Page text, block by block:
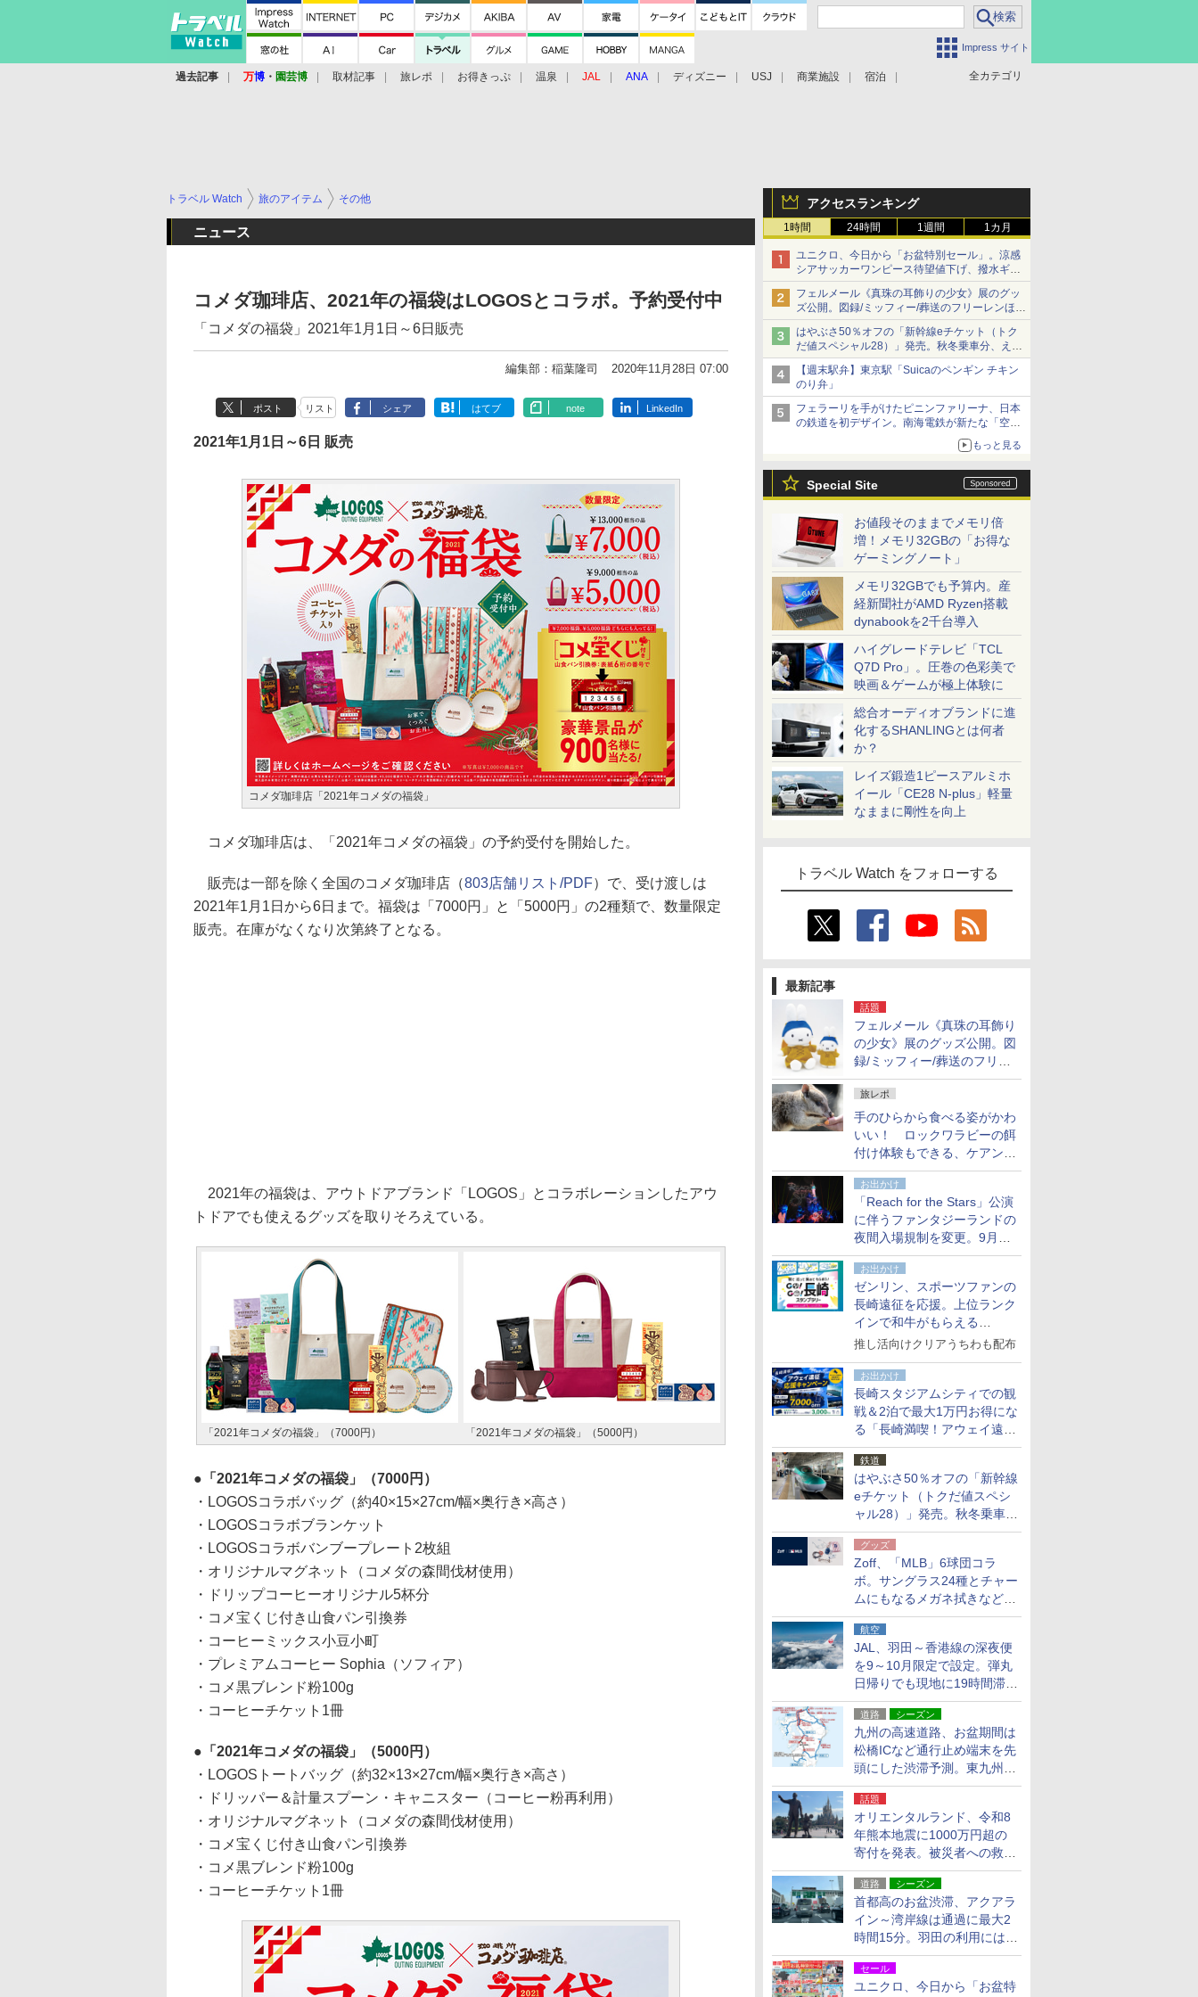
Impress サイト
全カテゴリ
過去記事 万博 ・ 園芸博 取材記事 旅レポ お得きっぷ 温泉 JAL ANA ディズニー USJ 商業施設 宿泊
アクセスランキング
1時間 24時間 1週間 1カ月
ユニクロ、今日から「お盆特別セール」。涼感
シアサッカーワンピース待望値下げ、撥水ギア
ショーツは1990円に
フェルメール《真珠の耳飾りの少女》展のグッ
ズ公開。図録/ミッフィー/葬送のフリーレンほ
か、注目ブランドコラボが実現
はやぶさ50％オフの「新幹線eチケット（トク
だ値スペシャル28）」発売。秋冬乗車分、えき
ねっと限定
【週末駅弁】東京駅「Suicaのペンギン チキン
のり弁」
フェラーリを手がけたピニンファリーナ、日本
の鉄道を初デザイン。南海電鉄が新たな「空港
もっと見る
Special Site
お値段そのままでメモリ倍
増！メモリ32GBの「お得な
ゲーミングノート」
メモリ32GBでも予算内。産
経新聞社がAMD Ryzen搭載
dynabookを2千台導入
ハイグレードテレビ「TCL
Q7D Pro」。圧巻の色彩美で
映画＆ゲームが極上体験に
総合オーディオブランドに進
化するSHANLINGとは何者
か？
レイズ鍛造1ピースアルミホ
イール「CE28 N-plus」軽量
なままに剛性を向上
トラベル Watch をフォローする
最新記事
話題
フェルメール《真珠の耳飾り
の少女》展のグッズ公開。図
録/ミッフィー/葬送のフリー
レンほか、注目ブランドコラ
ボが実現
旅レポ
手のひらから食べる姿がかわ
いい！ ロックワラビーの餌
付け体験もできる、ケアンズ
でアサートン高原の日本語ガ
イド付きツアーに参加してみ
た
お出かけ
「Reach for the Stars」公演
に伴うファンタジーランドの
夜間入場規制を変更。9月か
ら18時50分～20時ごろに
お出かけ
ゼンリン、スポーツファンの
長崎遠征を応援。上位ランク
インで和牛がもらえる
「GO！GO！長崎スタンプラ
推し活向けクリアうちわも配布
お出かけ
長崎スタジアムシティでの観
戦＆2泊で最大1万円お得にな
る「長崎満喫！アウェイ遠征
応援キャンペーン」
鉄道
はやぶさ50％オフの「新幹線
eチケット（トクだ値スペシ
ャル28）」発売。秋冬乗車
分、えきねっと限定
グッズ
Zoff、「MLB」6球団コラ
ボ。サングラス24種とチャー
ムにもなるメガネ拭きなど雑
貨24種
航空
JAL、羽田～香港線の深夜便
を9～10月限定で設定。弾丸
日帰りでも現地に19時間滞在
できる
道路 シーズン
九州の高速道路、お盆期間は
松橋ICなど通行止め端末を先
頭にした渋滞予測。東九州道
への迂回は料金調整を実施
話題
オリエンタルランド、令和8
年熊本地震に1000万円超の
寄付を発表。被災者への救援
活動・復旧支援
道路 シーズン
首都高のお盆渋滞、アクアラ
イン～湾岸線は通過に最大2
時間15分。羽田の利用には
「空港西出口」の利用検討を
セール
ユニクロ、今日から「お盆特
トラベル Watch 旅のアイテム その他
ニュース
コメダ珈琲店、2021年の福袋はLOGOSとコラボ。予約受付中
「コメダの福袋」2021年1月1日～6日販売
編集部：稲葉隆司 2020年11月28日 07:00
ポスト リスト シェア はてブ note LinkedIn
2021年1月1日～6日 販売
コメダ珈琲店「2021年コメダの福袋」
コメダ珈琲店は、「2021年コメダの福袋」の予約受付を開始した。
販売は一部を除く全国のコメダ珈琲店（803店舗リスト/PDF）で、受け渡しは
2021年1月1日から6日まで。福袋は「7000円」と「5000円」の2種類で、数量限定
販売。在庫がなくなり次第終了となる。
2021年の福袋は、アウトドアブランド「LOGOS」とコラボレーションしたアウ
トドアでも使えるグッズを取りそろえている。
「2021年コメダの福袋」（7000円） 「2021年コメダの福袋」（5000円）
「2021年コメダの福袋」（7000円）
・LOGOSコラボバッグ（約40×15×27cm/幅×奥行き×高さ）
・LOGOSコラボブランケット
・LOGOSコラボバンブープレート2枚組
・オリジナルマグネット（コメダの森間伐材使用）
・ドリップコーヒーオリジナル5杯分
・コメ宝くじ付き山食パン引換券
・コーヒーミックス小豆小町
・プレミアムコーヒー Sophia（ソフィア）
・コメ黒ブレンド粉100g
・コーヒーチケット1冊
「2021年コメダの福袋」（5000円）
・LOGOSトートバッグ（約32×13×27cm/幅×奥行き×高さ）
・ドリッパー＆計量スプーン・キャニスター（コーヒー粉再利用）
・オリジナルマグネット（コメダの森間伐材使用）
・コメ宝くじ付き山食パン引換券
・コメ黒ブレンド粉100g
・コーヒーチケット1冊